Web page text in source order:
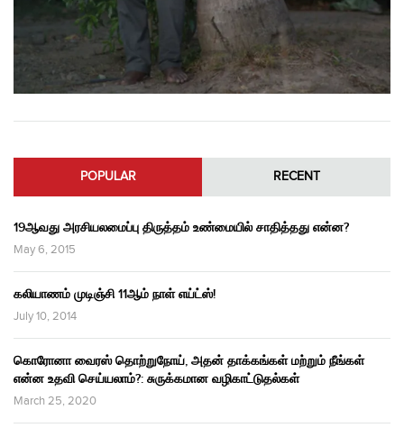
POPULAR RECENT
19ஆவது அரசியலமைப்பு திருத்தம் உண்மையில் சாதித்தது என்ன?
May 6, 2015
கலியாணம் முடிஞ்சி 11ஆம் நாள் எய்ட்ஸ்!
July 10, 2014
கொரோனா வைரஸ் தொற்றுநோய், அதன் தாக்கங்கள் மற்றும் நீங்கள்
என்ன உதவி செய்யலாம்?: சுருக்கமான வழிகாட்டுதல்கள்
March 25, 2020